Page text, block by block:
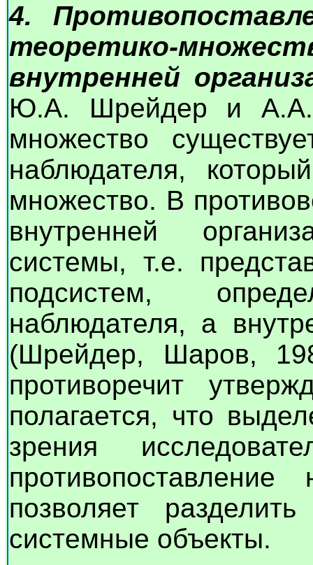
4.
теоретико-
внутренней
Ю.А. Шрейдер и А.А.
множество
наблюдателя,
множество. В
внутренней
системы, т.е.
подсистем,
наблюдателя, а
(Шрейдер, Шаров,
противоречит
полагается, что
зрения
позволяет
системные объекты.